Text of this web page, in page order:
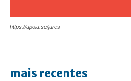
https://apoia.se/jures
mais recentes